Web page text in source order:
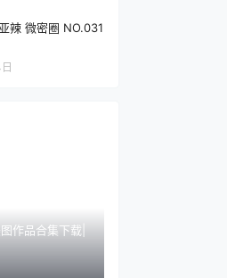
辣 微密圈 NO.031
作品合集下载|